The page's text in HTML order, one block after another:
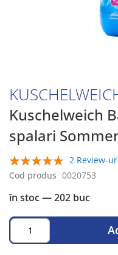
Kuschelweich
spalari
100%
2 Review-
în stoc— 202 buc
Cod produs 0020753
the
images
gallery